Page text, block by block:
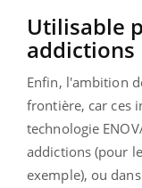
Utilisable
addictions
Enfin, l'ambition
frontière, car ces
technologie
addictions (pour
exemple), ou